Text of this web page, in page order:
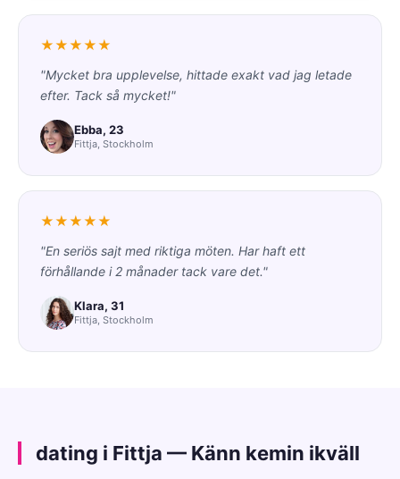
★★★★★
"Mycket bra upplevelse, hittade exakt vad jag letade
efter. Tack så mycket!"
Ebba, 23
Fittja, Stockholm
★★★★★
"En seriös sajt med riktiga möten. Har haft ett
förhållande i 2 månader tack vare det."
Klara, 31
Fittja, Stockholm
dating i Fittja — Känn kemin ikväll